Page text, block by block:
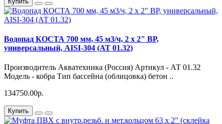
Водопад КОСТА 700 мм, 45 м3/ч, 2 х 2" ВР,
универсальный, AISI-304 (АТ 01.32)
Производитель Акватехника (Россия) Артикул - АТ 01.32
Модель - кобра Тип бассейна (облицовка) бетон ..
134750.00р.
Купить